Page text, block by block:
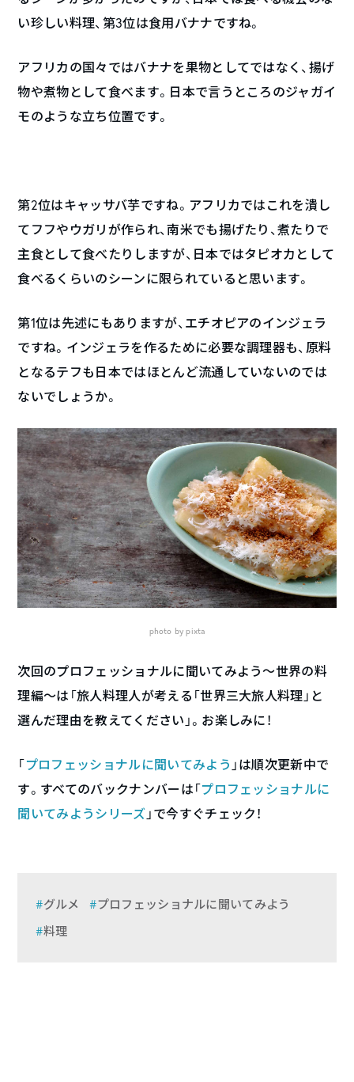
い珍しい料理、第3位は食用バナナですね。
アフリカの国々ではバナナを果物としてではなく、揚げ
物や煮物として食べます。日本で言うところのジャガイ
モのような立ち位置です。
第2位はキャッサバ芋ですね。アフリカではこれを潰し
てフフやウガリが作られ、南米でも揚げたり、煮たりで
主食として食べたりしますが、日本ではタピオカとして
食べるくらいのシーンに限られていると思います。
第1位は先述にもありますが、エチオピアのインジェラ
ですね。インジェラを作るために必要な調理器も、原料
となるテフも日本ではほとんど流通していないのでは
ないでしょうか。
photo by pixta
次回のプロフェッショナルに聞いてみよう〜世界の料
理編〜は「旅人料理人が考える「世界三大旅人料理」と
選んだ理由を教えてください」。お楽しみに！
「プロフェッショナルに聞いてみよう 」は順次更新中で
す。すべてのバックナンバーは「プロフェッショナルに
聞いてみようシリーズ 」で今すぐチェック！
グルメ
プロフェッショナルに聞いてみよう
料理